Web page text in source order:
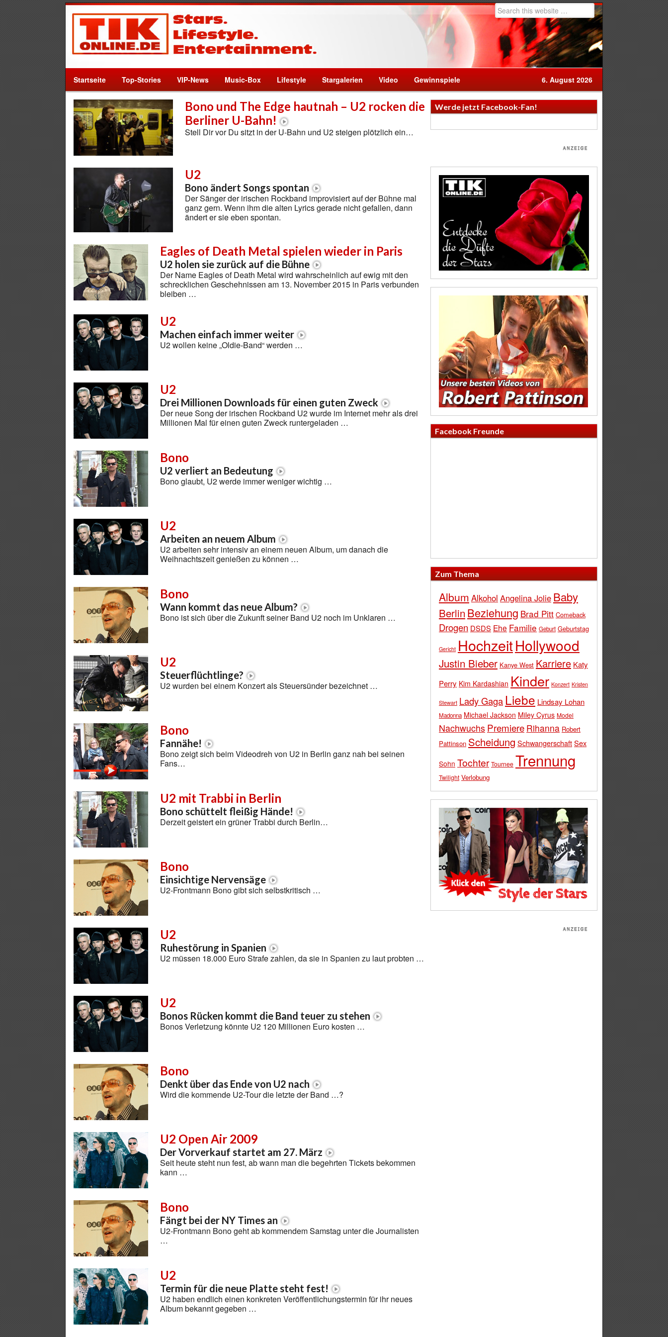
Startseite Top-Stories VIP-News Music-Box Lifestyle Stargalerien Video Gewinnspiele 6. August 2026
Bono und The Edge hautnah – U2 rocken die
Berliner U-Bahn!
Stell Dir vor Du sitzt in der U-Bahn und U2 steigen plötzlich ein…
U2
Bono ändert Songs spontan
Der Sänger der irischen Rockband improvisiert auf der Bühne mal
ganz gern. Wenn ihm die alten Lyrics gerade nicht gefallen, dann
ändert er sie eben spontan.
Eagles of Death Metal spielen wieder in Paris
U2 holen sie zurück auf die Bühne
Der Name Eagles of Death Metal wird wahrscheinlich auf ewig mit den
schrecklichen Geschehnissen am 13. November 2015 in Paris verbunden
bleiben …
U2
Machen einfach immer weiter
U2 wollen keine „Oldie-Band“ werden …
U2
Drei Millionen Downloads für einen guten Zweck
Der neue Song der irischen Rockband U2 wurde im Internet mehr als drei
Millionen Mal für einen guten Zweck runtergeladen …
Bono
U2 verliert an Bedeutung
Bono glaubt, U2 werde immer weniger wichtig …
U2
Arbeiten an neuem Album
U2 arbeiten sehr intensiv an einem neuen Album, um danach die
Weihnachtszeit genießen zu können …
Bono
Wann kommt das neue Album?
Bono ist sich über die Zukunft seiner Band U2 noch im Unklaren …
U2
Steuerflüchtlinge?
U2 wurden bei einem Konzert als Steuersünder bezeichnet …
Bono
Fannähe!
Bono zeigt sich beim Videodreh von U2 in Berlin ganz nah bei seinen
Fans…
U2 mit Trabbi in Berlin
Bono schüttelt fleißig Hände!
Derzeit geistert ein grüner Trabbi durch Berlin…
Bono
Einsichtige Nervensäge
U2-Frontmann Bono gibt sich selbstkritisch …
U2
Ruhestörung in Spanien
U2 müssen 18.000 Euro Strafe zahlen, da sie in Spanien zu laut probten …
U2
Bonos Rücken kommt die Band teuer zu stehen
Bonos Verletzung könnte U2 120 Millionen Euro kosten …
Bono
Denkt über das Ende von U2 nach
Wird die kommende U2-Tour die letzte der Band …?
U2 Open Air 2009
Der Vorverkauf startet am 27. März
Seit heute steht nun fest, ab wann man die begehrten Tickets bekommen
kann …
Bono
Fängt bei der NY Times an
U2-Frontmann Bono geht ab kommendem Samstag unter die Journalisten
…
U2
Termin für die neue Platte steht fest!
U2 haben endlich einen konkreten Veröffentlichungstermin für ihr neues
Album bekannt gegeben …
Werde jetzt Facebook-Fan!
Facebook Freunde
Zum Thema
Album Alkohol Angelina Jolie Baby
Berlin Beziehung Brad Pitt Comeback
Drogen DSDS Ehe Familie Geburt Geburtstag
Gericht HochzeitHollywood
Justin Bieber Kanye West Karriere Katy
Perry Kim Kardashian Kinder Konzert Kristen
Stewart Lady Gaga Liebe Lindsay Lohan
Madonna Michael Jackson Miley Cyrus Model
Nachwuchs Premiere Rihanna Robert
Pattinson Scheidung SchwangerschaftSex
Sohn Tochter Tournee Trennung
Twilight Verlobung